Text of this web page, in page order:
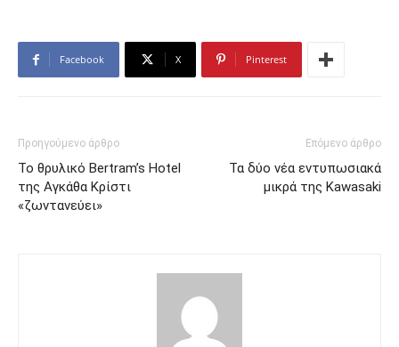
Facebook X Pinterest
Προηγούμενο άρθρο
Το θρυλικό Bertram’s Hotel
της Αγκάθα Κρίστι
«ζωντανεύει»
Επόμενο άρθρο
Τα δύο νέα εντυπωσιακά
μικρά της Kawasaki